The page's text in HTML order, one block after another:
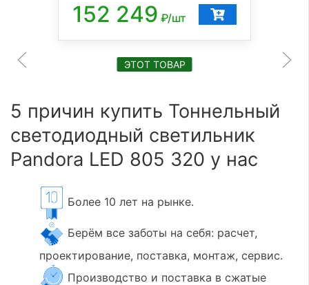
152 249 ₽/шт
ЭТОТ ТОВАР
5 причин купить Тоннельный
светодиодный светильник
Pandora LED 805 320 у нас
Более 10 лет на рынке.
Берём все заботы на себя: расчет,
проектирование, поставка, монтаж, сервис.
Производство и поставка в сжатые